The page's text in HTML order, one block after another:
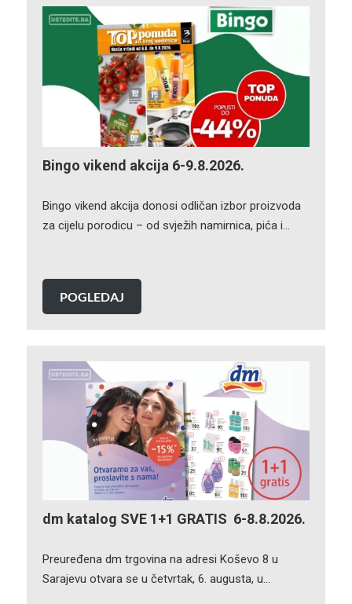
Bingo vikend akcija 6-9.8.2026.
Bingo vikend akcija donosi odličan izbor proizvoda
za cijelu porodicu – od svježih namirnica, pića i…
POGLEDAJ
dm katalog SVE 1+1 GRATIS 6-8.8.2026.
Preuređena dm trgovina na adresi Koševo 8 u
Sarajevu otvara se u četvrtak, 6. augusta, u…